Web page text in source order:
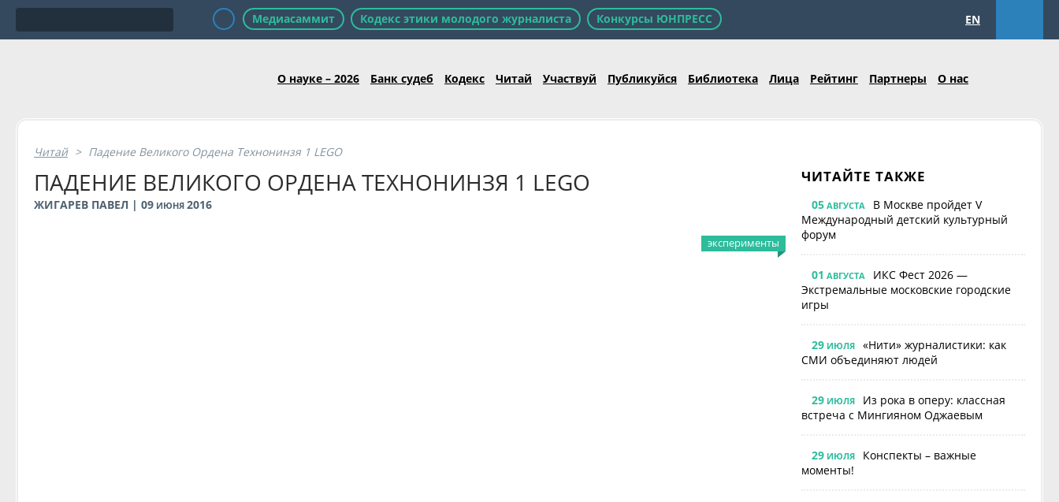
Медиасаммит Кодекс этики молодого журналиста Конкурсы ЮНПРЕСС EN
О науке – 2026 Банк судеб Кодекс Читай Участвуй Публикуйся Библиотека Лица Рейтинг Партнеры О нас
Читай > Падение Великого Ордена Технонинзя 1 LEGO
ПАДЕНИЕ ВЕЛИКОГО ОРДЕНА ТЕХНОНИНЗЯ 1 LEGO
ЖИГАРЕВ ПАВЕЛ | 09 ИЮНЯ 2016
эксперименты
ЧИТАЙТЕ ТАКЖЕ
05АВГУСТА
В Москве пройдет V
Международный детский культурный
форум
01 АВГУСТА
ИКС Фест 2026 —
Экстремальные московские городские
игры
29ИЮЛЯ
«Нити» журналистики: как
СМИ объединяют людей
29ИЮЛЯ
Из рока в оперу: классная
встреча с Мингияном Оджаевым
29ИЮЛЯ
Конспекты – важные
моменты!